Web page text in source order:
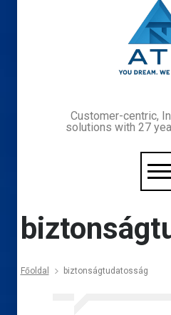
Customer-centric,
solutions with 27
Főoldal biztonságtudatosság